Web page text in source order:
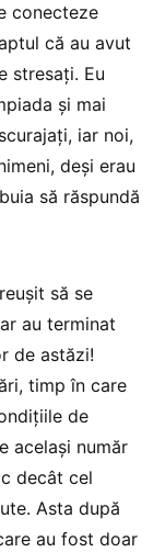
conecteze
că au avut
stresați. Eu
și mai
iar noi,
deși erau
să răspundă
să se
au terminat
de astăzi!
timp în care
de
același număr
decât cel
Asta după
au fost doar